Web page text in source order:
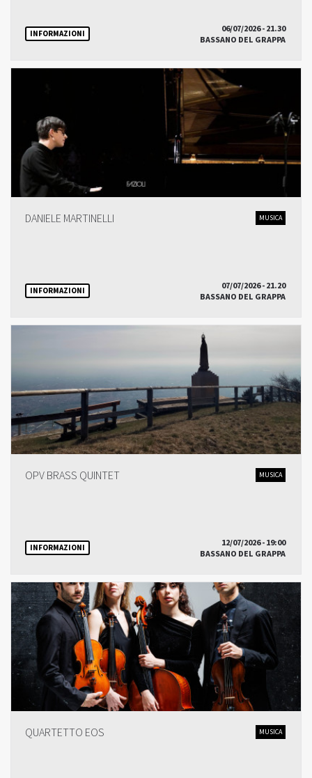
INFORMAZIONI
06/07/2026 - 21.30
BASSANO DEL GRAPPA
DANIELE MARTINELLI MUSICA
INFORMAZIONI
07/07/2026 - 21.20
BASSANO DEL GRAPPA
OPV BRASS QUINTET MUSICA
INFORMAZIONI
12/07/2026 - 19:00
BASSANO DEL GRAPPA
QUARTETTO EOS MUSICA